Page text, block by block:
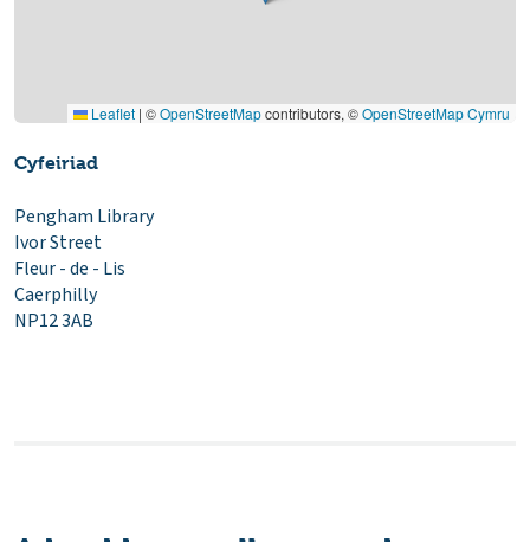
Leaflet | ©OpenStreetMapcontributors, ©OpenStreetMap Cymru
Cyfeiriad
Pengham Library
Ivor Street
Fleur - de - Lis
Caerphilly
NP12 3AB